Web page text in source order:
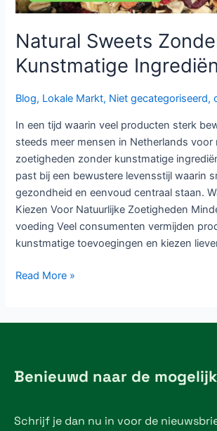
Natural Sweets
Kunstmatige
Blog, Lokale Markt, Niet gecategoriseerd,
In een tijd waarin veel producten sterk
steeds meer mensen in Netherlands voor
zoetigheden zonder kunstmatige
past bij een bewustere levensstijl waarin
gezondheid en eenvoud centraal staan.
Kiezen Voor Natuurlijke Zoetigheden
voeding Veel consumenten vermijden
kunstmatige toevoegingen en kiezen
Read More »
Benieuwd naar de
Schrijf je dan nu in voor de